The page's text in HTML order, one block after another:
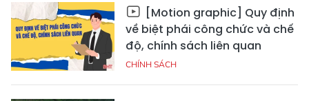
[Motion graphic] Quy định
về biệt phái công chức và chế
độ, chính sách liên quan
CHÍNH SÁCH